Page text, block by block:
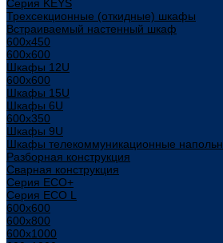
Cерия KEYS
Трехсекционные (откидные) шкафы
Встраиваемый настенный шкаф
600x450
600x600
Шкафы 12U
600x600
Шкафы 15U
Шкафы 6U
600x350
Шкафы 9U
Шкафы телекоммуникационные
Разборная конструкция
Сварная конструкция
Серия ECO+
Серия ECO L
600x600
600x800
600х1000